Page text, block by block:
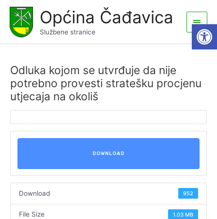
content
Općina Čađavica
Službene stranice
Main
Menu
Odluka kojom se utvrđuje da nije
potrebno provesti stratešku procjenu
utjecaja na okoliš
DOWNLOAD
Download 952
File Size 1.03 MB